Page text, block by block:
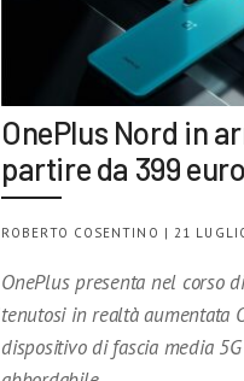
OnePlus Nord in
partire da 399 euro
ROBERTO COSENTINO | 21
OnePlus presenta nel corso
tenutosi in realtà aumentata
dispositivo di fascia media